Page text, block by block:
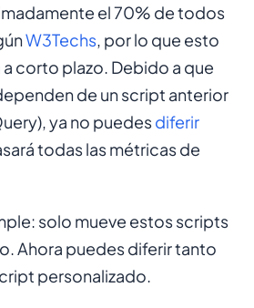
el 70% de todos
W3Techs, por lo que esto
corto plazo. Debido a que
de un script anterior
ya no puedesdiferir
todas las métricas de
solo mueve estos scripts
Ahora puedes diferir tanto
personalizado.